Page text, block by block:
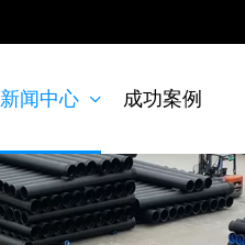
新闻中心 成功案例